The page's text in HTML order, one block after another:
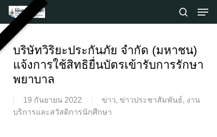
Skip
main
content
บริษัทวิริยะประกันภัย จำกัด (มหาชน)
แจ้งการใช้สิทธิยื่นบัตรเข้ารับการรักษา
พยาบาล
19 กันยายน 2022 ข่าว, ข่าวประชาสัมพันธ์, งาน
บริการและสวัสดิการนักศึกษา